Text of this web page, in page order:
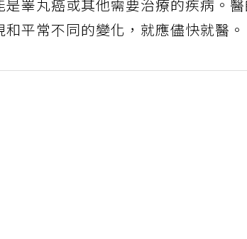
是睪丸癌或其他需要治療的疾病。
和平常不同的變化，就應儘快就醫。